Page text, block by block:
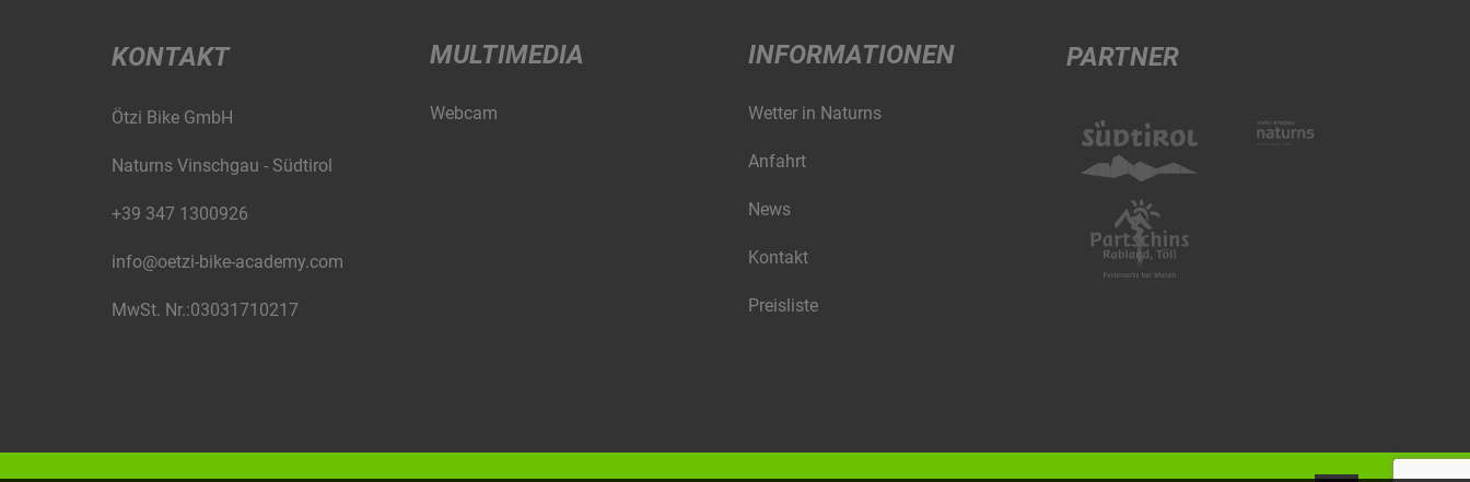
KONTAKT
Ötzi Bike GmbH
Naturns Vinschgau - Südtirol
+39 347 1300926
info@oetzi-bike-academy.com
MwSt. Nr.:03031710217
MULTIMEDIA
Webcam
INFORMATIONEN
Wetter in Naturns
Anfahrt
News
Kontakt
Preisliste
PARTNER